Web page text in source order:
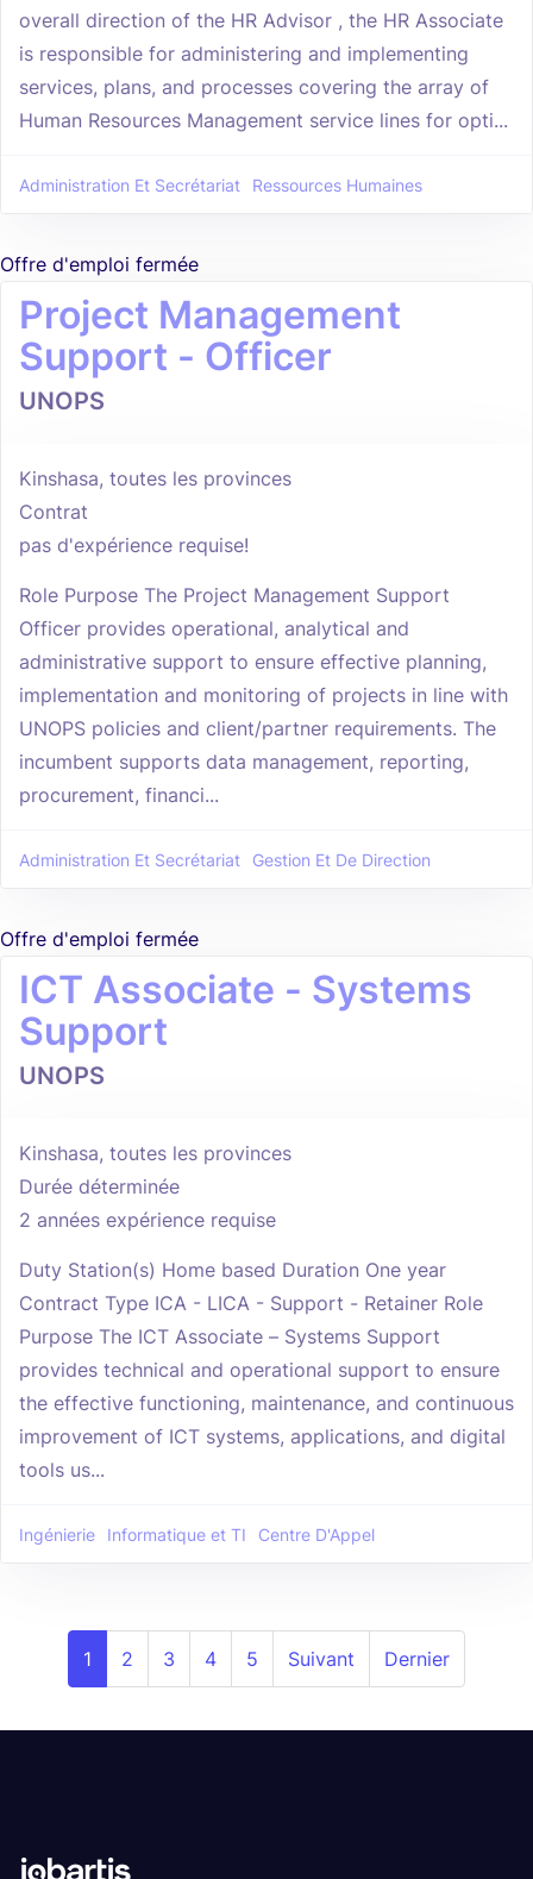
overall direction of the HR Advisor , the HR Associate
is responsible for administering and implementing
services, plans, and processes covering the array of
Human Resources Management service lines for opti...
Administration Et Secrétariat Ressources Humaines
Offre d'emploi fermée
Project Management
Support - Officer
UNOPS
Kinshasa, toutes les provinces
Contrat
pas d'expérience requise!
Role Purpose The Project Management Support
Officer provides operational, analytical and
administrative support to ensure effective planning,
implementation and monitoring of projects in line with
UNOPS policies and client/partner requirements. The
incumbent supports data management, reporting,
procurement, financi...
Administration Et Secrétariat Gestion Et De Direction
Offre d'emploi fermée
ICT Associate - Systems
Support
UNOPS
Kinshasa, toutes les provinces
Durée déterminée
2 années expérience requise
Duty Station(s) Home based Duration One year
Contract Type ICA - LICA - Support - Retainer Role
Purpose The ICT Associate – Systems Support
provides technical and operational support to ensure
the effective functioning, maintenance, and continuous
improvement of ICT systems, applications, and digital
tools us...
Ingénierie Informatique et TI Centre D'Appel
1 2 3 4 5 Suivant Dernier